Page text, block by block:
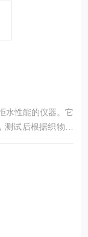
水性能的仪器。它
试后根据织物表
适用于各种纺织